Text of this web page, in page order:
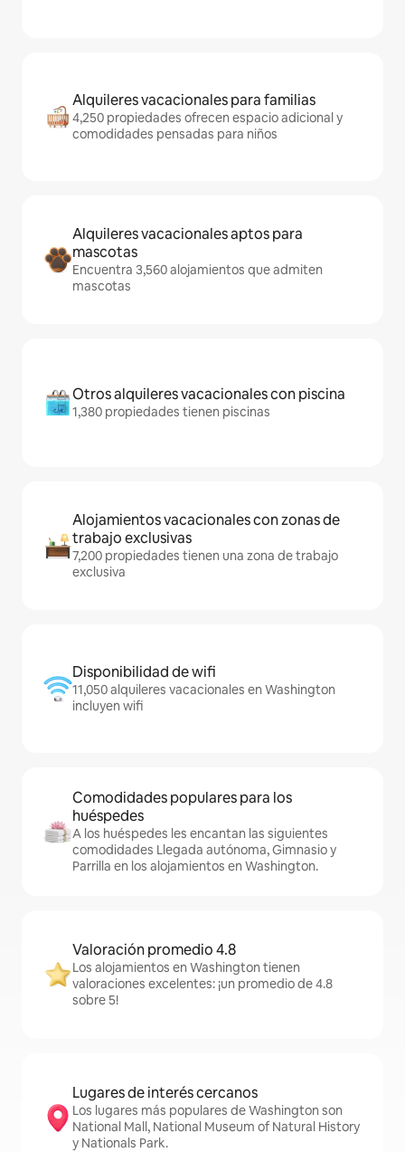
Alquileres vacacionales para familias
4,250 propiedades ofrecen espacio adicional y
comodidades pensadas para niños
Alquileres vacacionales aptos para
mascotas
Encuentra 3,560 alojamientos que admiten
mascotas
Otros alquileres vacacionales con piscina
1,380 propiedades tienen piscinas
Alojamientos vacacionales con zonas de
trabajo exclusivas
7,200 propiedades tienen una zona de trabajo
exclusiva
Disponibilidad de wifi
11,050 alquileres vacacionales en Washington
incluyen wifi
Comodidades populares para los
huéspedes
A los huéspedes les encantan las siguientes
comodidades Llegada autónoma, Gimnasio y
Parrilla en los alojamientos en Washington.
Valoración promedio 4.8
Los alojamientos en Washington tienen
valoraciones excelentes: ¡un promedio de 4.8
sobre 5!
Lugares de interés cercanos
Los lugares más populares de Washington son
National Mall, National Museum of Natural History
y Nationals Park.